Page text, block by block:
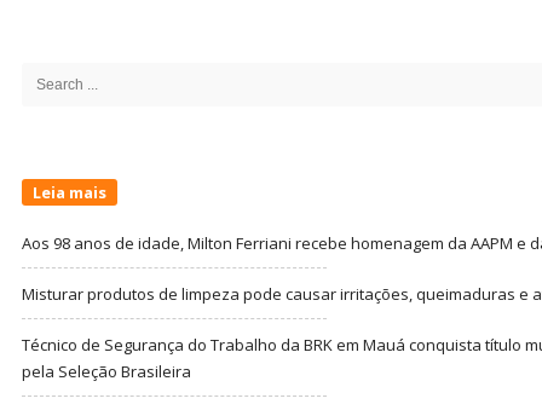
Search
Leia mais
Aos 98 anos de idade, Milton Ferriani recebe homenagem da AAPM e
Misturar produtos de limpeza pode causar irritações, queimaduras e
Técnico de Segurança do Trabalho da BRK em Mauá conquista título
pela Seleção Brasileira